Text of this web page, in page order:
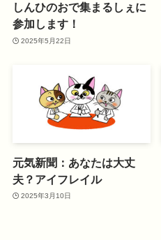
しんひのおで集まるしぇに
参加します！
2025年5月22日
元気新聞：あなたは大丈
夫？アイフレイル
2025年3月10日